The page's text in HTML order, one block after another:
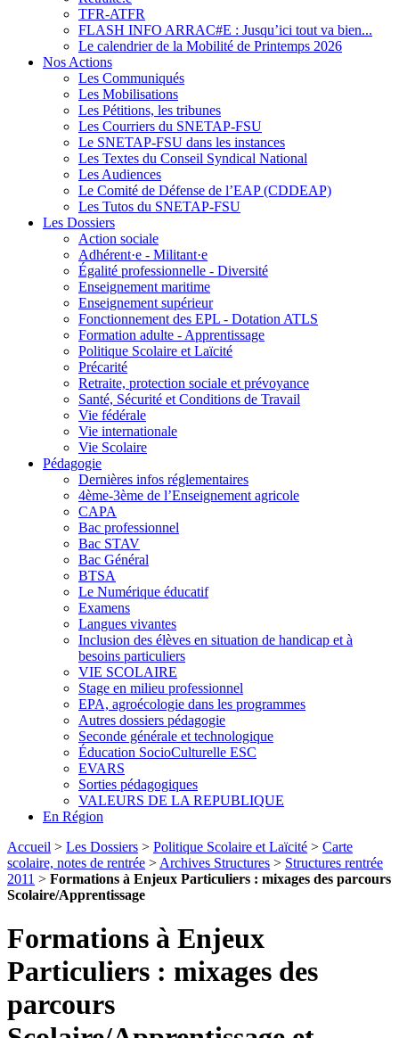
TFR-ATFR
FLASH INFO ARRAC#E : Jusqu’ici tout va bien...
Le calendrier de la Mobilité de Printemps 2026
Nos Actions
Les Communiqués
Les Mobilisations
Les Pétitions, les tribunes
Les Courriers du SNETAP-FSU
Le SNETAP-FSU dans les instances
Les Textes du Conseil Syndical National
Les Audiences
Le Comité de Défense de l’EAP (CDDEAP)
Les Tutos du SNETAP-FSU
Les Dossiers
Action sociale
Adhérent·e - Militant·e
Égalité professionnelle - Diversité
Enseignement maritime
Enseignement supérieur
Fonctionnement des EPL - Dotation ATLS
Formation adulte - Apprentissage
Politique Scolaire et Laïcité
Précarité
Retraite, protection sociale et prévoyance
Santé, Sécurité et Conditions de Travail
Vie fédérale
Vie internationale
Vie Scolaire
Pédagogie
Dernières infos réglementaires
4ème-3ème de l’Enseignement agricole
CAPA
Bac professionnel
Bac STAV
Bac Général
BTSA
Le Numérique éducatif
Examens
Langues vivantes
Inclusion des élèves en situation de handicap et à
besoins particuliers
VIE SCOLAIRE
Stage en milieu professionnel
EPA, agroécologie dans les programmes
Autres dossiers pédagogie
Seconde générale et technologique
Éducation SocioCulturelle ESC
EVARS
Sorties pédagogiques
VALEURS DE LA REPUBLIQUE
En Région
Accueil > Les Dossiers > Politique Scolaire et Laïcité > Carte
scolaire, notes de rentrée > Archives Structures > Structures rentrée
2011 > Formations à Enjeux Particuliers : mixages des parcours
Scolaire/Apprentissage
Formations à Enjeux
Particuliers : mixages des
parcours